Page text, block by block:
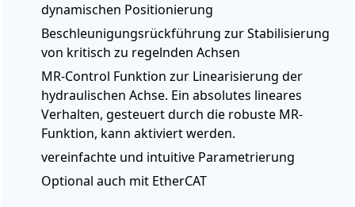
dynamischen Positionierung
Beschleunigungsrückführung zur Stabilisierung
von kritisch zu regelnden Achsen
MR-Control Funktion zur Linearisierung der
hydraulischen Achse. Ein absolutes lineares
Verhalten, gesteuert durch die robuste MR-
Funktion, kann aktiviert werden.
vereinfachte und intuitive Parametrierung
Optional auch mit EtherCAT